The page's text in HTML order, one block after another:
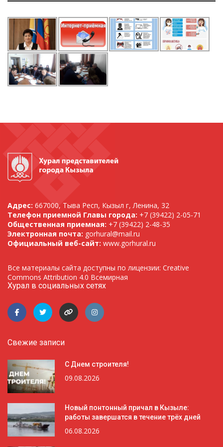
Адрес: 667000, Тыва Респ, Кызыл г, Ленина, 32
Телефон приемной Главы города: +7 (39422) 2-05-71
Общественная приемная: +7 (39422) 2-48-35
Электронная почта: gorhural@mail.ru
Официальный веб-сайт: www.gorhural.ru
Все материалы сайта доступны по лицензии: Creative
Commons Attribution 4.0 Всемирная
Хурал в социальных сетях
Свежие записи
С Днем строителя!
09.08.2026
Новый понтонный причал в Кызыле:
работы завершатся в течение трёх дней
06.08.2026